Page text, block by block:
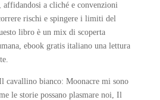
affidandosi a cliché e convenzioni
rischi e spingere i limiti del
libro è un mix di scoperta
ebook gratis italiano una lettura
cavallino bianco: Moonacre mi sono
le storie possano plasmare noi, Il